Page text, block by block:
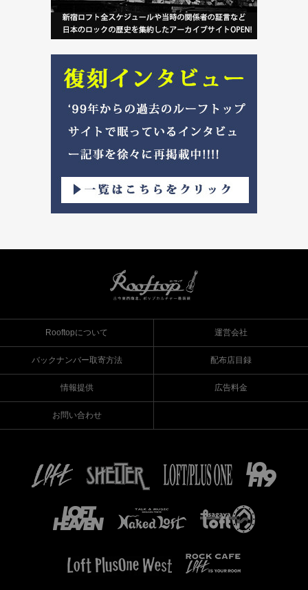
Rooftopについて 運営会社
バックナンバー取寄方法 配布店目録
情報提供 広告料金
お問い合わせ